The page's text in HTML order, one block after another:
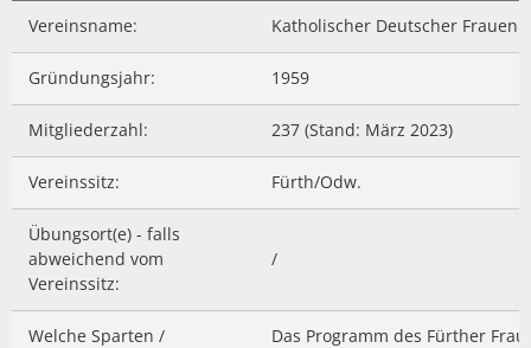
Friedhofsverwaltung
Trauungen
Schulen
Soziale Einrichtungen
Spielplätze
Sportstätten
Vereinsname: Katholischer Deutscher
Gründungsjahr: 1959
Mitgliederzahl: 237 (Stand: März 2023)
Vereinssitz: Fürth/Odw.
Übungsort(e) - falls
abweichend vom
Vereinssitz:
/
Welche Sparten /
Das Programm des Fürther